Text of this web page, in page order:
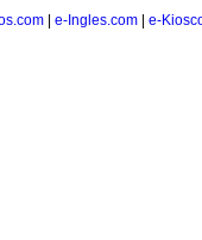
e-Ingles.com e-